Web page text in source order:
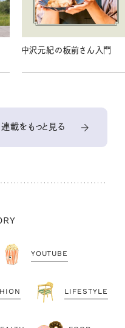
中沢元紀の板前さん入門
連載をもっと見る
YOUTUBE
LIFESTYLE